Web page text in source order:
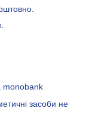
monobank
засоби не